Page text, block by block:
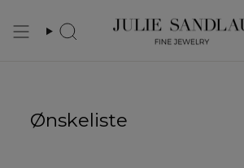
content
Search
Ønskeliste